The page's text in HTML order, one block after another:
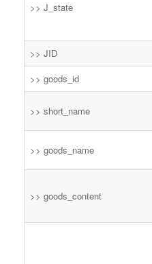
>> J_state
>> JID
>> goods_id
>> short_name
>> goods_name
>> goods_content